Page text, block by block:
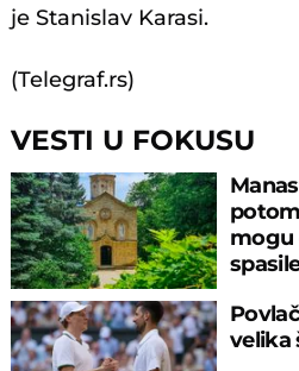
je Stanislav Karasi.
(Telegraf.rs)
VESTI U FOKUSU
mogu
velika